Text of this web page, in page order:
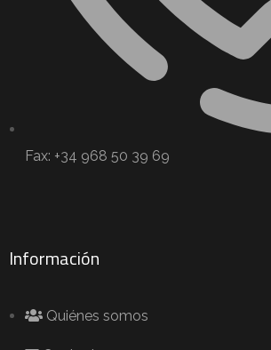
Fax: +34 968 50 39 69
Información
Quiénes somos